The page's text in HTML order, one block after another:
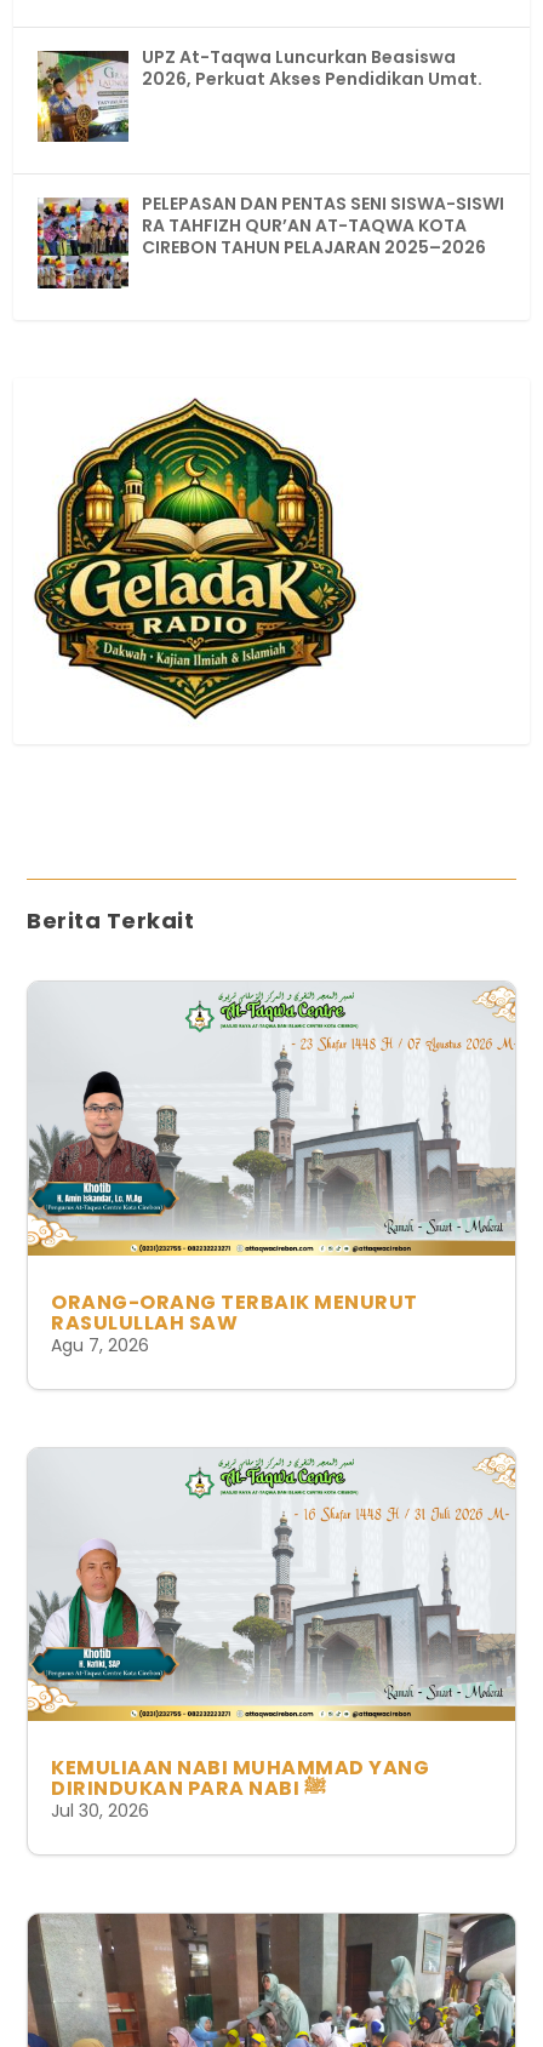
UPZ At-Taqwa Luncurkan Beasiswa
2026, Perkuat Akses Pendidikan Umat.
PELEPASAN DAN PENTAS SENI SISWA-SISWI
RA TAHFIZH QUR’AN AT-TAQWA KOTA
CIREBON TAHUN PELAJARAN 2025–2026
Berita Terkait
ORANG-ORANG TERBAIK MENURUT
RASULULLAH SAW
Agu 7, 2026
KEMULIAAN NABI MUHAMMAD YANG
DIRINDUKAN PARA NABI ﷺ
Jul 30, 2026